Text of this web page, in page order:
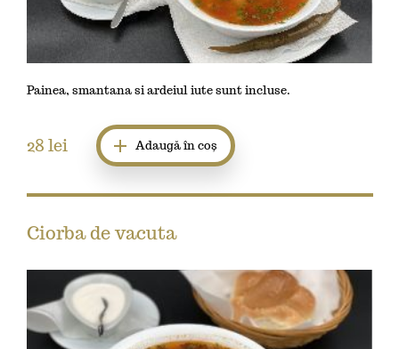
Painea, smantana si ardeiul iute sunt incluse.
28 lei Adaugă în coș
Ciorba de vacuta